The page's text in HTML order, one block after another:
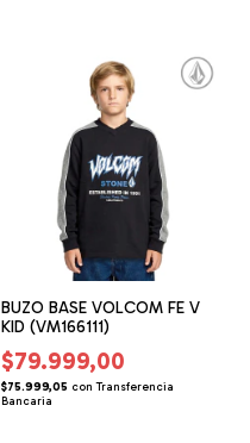
BUZO BASE VOLCOM FE V
KID (VM166111)
$79.999,00
$75.999,05 con Transferencia
Bancaria